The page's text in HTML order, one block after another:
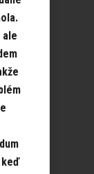
ale